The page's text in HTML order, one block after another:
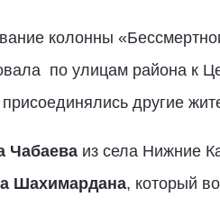
колонны
по улицам района к
другие
Чабаеваиз села Нижние
Шахимардана, который